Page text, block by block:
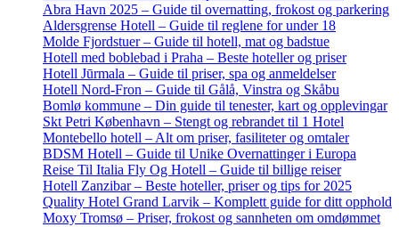
Abra Havn 2025 – Guide til overnatting, frokost og parkering
Aldersgrense Hotell – Guide til reglene for under 18
Molde Fjordstuer – Guide til hotell, mat og badstue
Hotell med boblebad i Praha – Beste hoteller og priser
Hotell Jūrmala – Guide til priser, spa og anmeldelser
Hotell Nord-Fron – Guide til Gålå, Vinstra og Skåbu
Bomlø kommune – Din guide til tenester, kart og opplevingar
Skt Petri København – Stengt og rebrandet til 1 Hotel
Montebello hotell – Alt om priser, fasiliteter og omtaler
BDSM Hotell – Guide til Unike Overnattinger i Europa
Reise Til Italia Fly Og Hotell – Guide til billige reiser
Hotell Zanzibar – Beste hoteller, priser og tips for 2025
Quality Hotel Grand Larvik – Komplett guide for ditt opphold
Moxy Tromsø – Priser, frokost og sannheten om omdømmet